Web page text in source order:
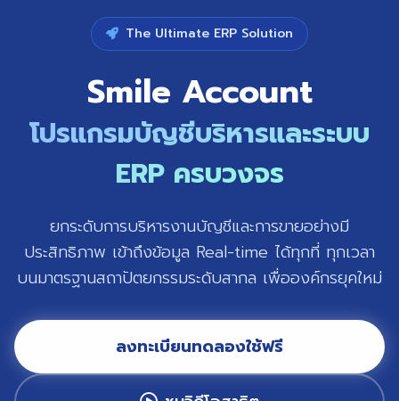
The Ultimate ERP Solution
Smile Account
โปรแกรมบัญชีบริหารและระบบ
ERP ครบวงจร
ยกระดับการบริหารงานบัญชีและการขายอย่างมี
ประสิทธิภาพ เข้าถึงข้อมูล Real-time ได้ทุกที่ ทุกเวลา
บนมาตรฐานสถาปัตยกรรมระดับสากล เพื่อองค์กรยุคใหม่
ลงทะเบียนทดลองใช้ฟรี